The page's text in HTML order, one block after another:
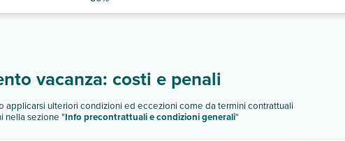
vacanza: costi e penali
applicarsi ulteriori condizioni ed eccezioni come da termini contrattuali
nella sezione "Info precontrattuali e condizioni generali"